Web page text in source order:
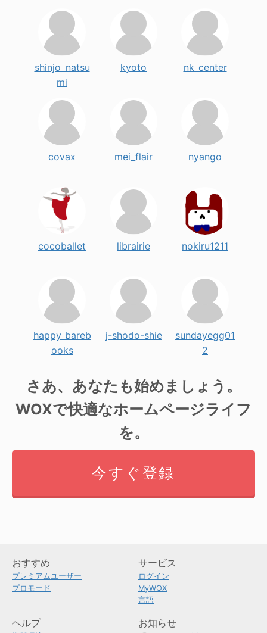
shinjo_natsu
mi
kyoto nk_center
covax mei_flair nyango
cocoballet librairie nokiru1211
happy_bareb
ooks
j-shodo-shie
sundayegg01
2
さあ、あなたも始めましょう。
WOXで快適なホームページライフ
を。
今すぐ登録
おすすめ
プレミアムユーザー
プロモード
サービス
ログイン
MyWOX
言語
ヘルプ お知らせ